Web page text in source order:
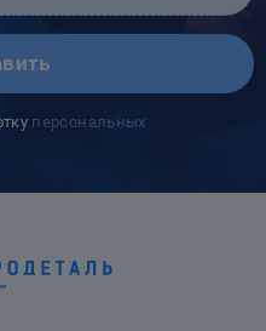
персональных